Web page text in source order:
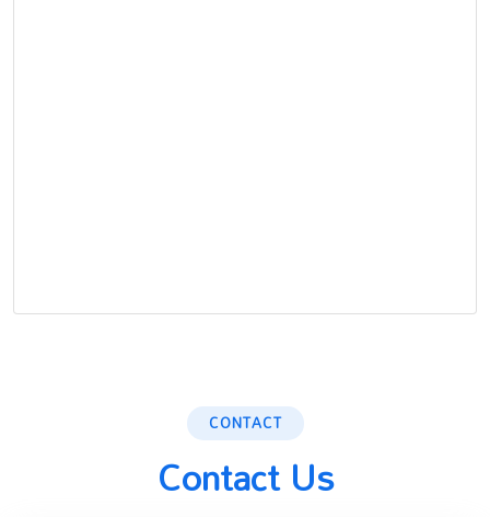
CONTACT
Contact Us